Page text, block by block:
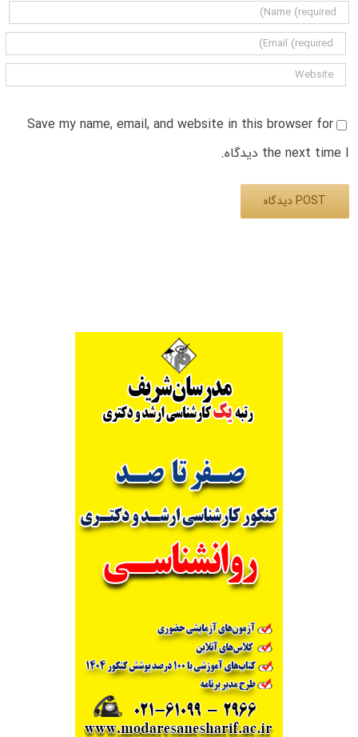
Save my name, email, and website in this browser for
the next time I دیدگاه.